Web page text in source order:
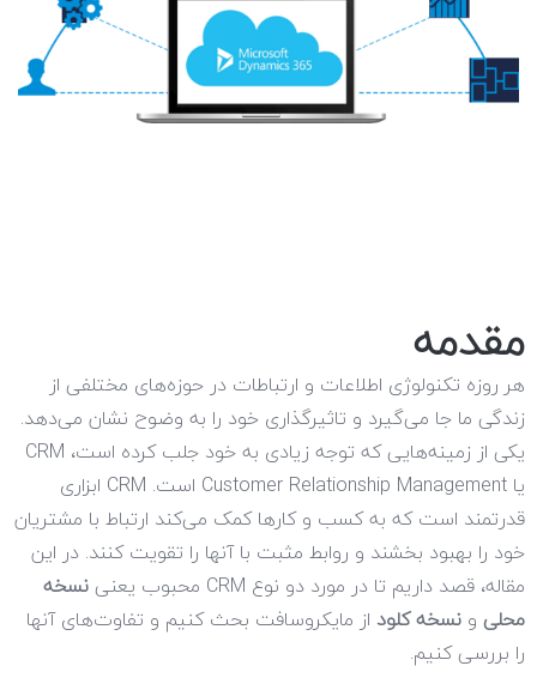
مقدمه
هر روزه تکنولوژی اطلاعات و ارتباطات در حوزه‌های مختلفی از
زندگی ما جا می‌گیرد و تاثیرگذاری خود را به وضوح نشان می‌دهد.
یکی از زمینه‌هایی که توجه زیادی به خود جلب کرده است، CRM
یا Customer Relationship Management است. CRM ابزاری
قدرتمند است که به کسب و کارها کمک می‌کند ارتباط با مشتریان
خود را بهبود بخشند و روابط مثبت با آنها را تقویت کنند. در این
مقاله، قصد داریم تا در مورد دو نوع CRM محبوب یعنی
نسخه
محلی و نسخه کلود از مایکروسافت بحث کنیم و تفاوت‌های آنها
را بررسی کنیم.